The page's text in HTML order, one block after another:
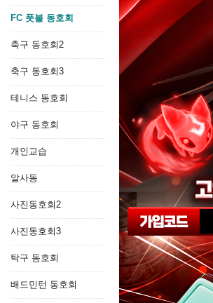
FC 풋볼 동호회
축구 동호회2
축구 동호회3
테니스 동호회
야구 동호회
개인교습
알사동
사진동호회2
사진동호회3
탁구 동호회
배드민턴 동호회